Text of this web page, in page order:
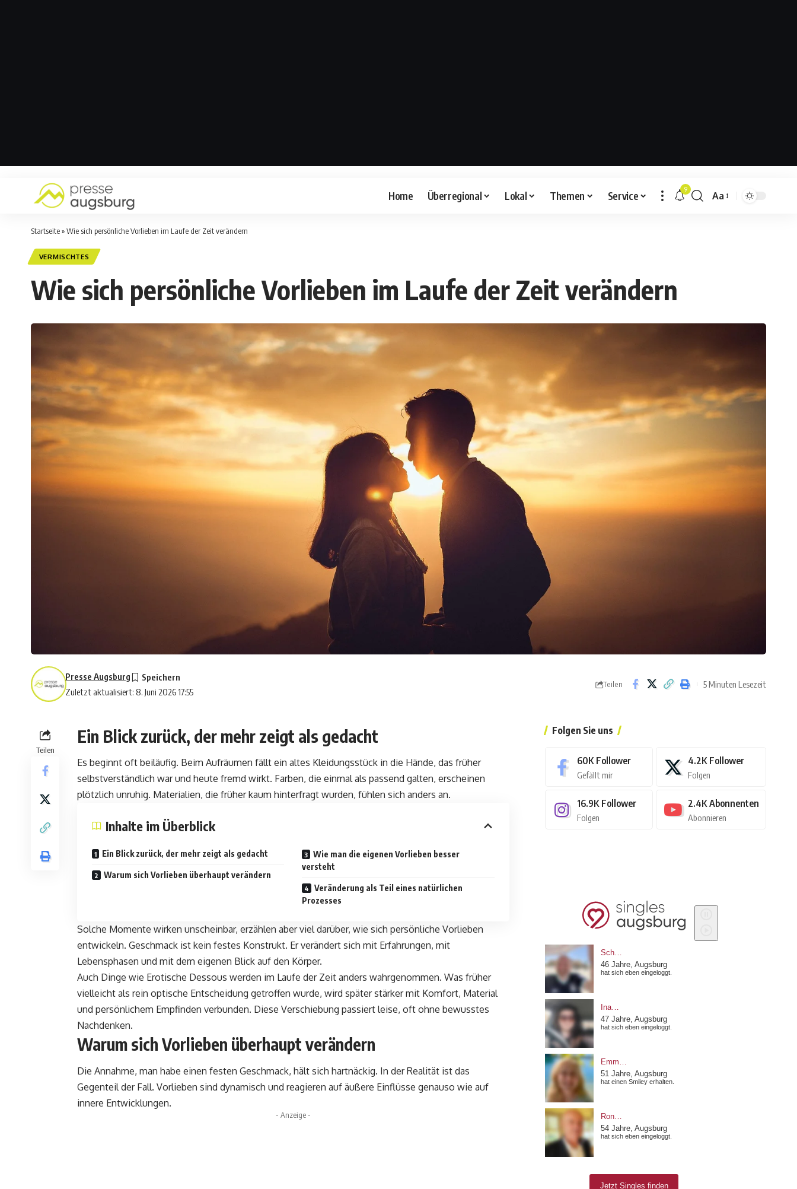
Home Überregional Lokal Themen Service 9
Aa
Startseite»Wie sich persönliche Vorlieben im Laufe der Zeit verändern
VERMISCHTES
Wie sich persönliche Vorlieben im Laufe der Zeit verändern
Zuletzt aktualisiert: 8. Juni 2026 17:55
Presse Augsburg
Teilen 5 Minuten Lesezeit
Teilen
Ein Blick zurück, der mehr zeigt als gedacht
Es beginnt oft beiläufig. Beim Aufräumen fällt ein altes Kleidungsstück in die Hände, das früher
selbstverständlich war und heute fremd wirkt. Farben, die einmal als passend galten, erscheinen
plötzlich unruhig. Materialien, die früher kaum hinterfragt wurden, fühlen sich anders an.
Inhalte im Überblick
Ein Blick zurück, der mehr zeigt als gedacht
Warum sich Vorlieben überhaupt verändern
Wie man die eigenen Vorlieben besser
versteht
Veränderung als Teil eines natürlichen
Prozesses
Solche Momente wirken unscheinbar, erzählen aber viel darüber, wie sich persönliche Vorlieben
entwickeln. Geschmack ist kein festes Konstrukt. Er verändert sich mit Erfahrungen, mit
Lebensphasen und mit dem eigenen Blick auf den Körper.
Auch Dinge wie Erotische Dessous werden im Laufe der Zeit anders wahrgenommen. Was früher
vielleicht als rein optische Entscheidung getroffen wurde, wird später stärker mit Komfort, Material
und persönlichem Empfinden verbunden. Diese Verschiebung passiert leise, oft ohne bewusstes
Nachdenken.
Warum sich Vorlieben überhaupt verändern
Die Annahme, man habe einen festen Geschmack, hält sich hartnäckig. In der Realität ist das
Gegenteil der Fall. Vorlieben sind dynamisch und reagieren auf äußere Einflüsse genauso wie auf
innere Entwicklungen.
- Anzeige -
Folgen Sie uns
60K Follower
Gefällt mir
4.2K Follower
Folgen
16.9K Follower
Folgen
2.4K Abonnenten
Abonnieren